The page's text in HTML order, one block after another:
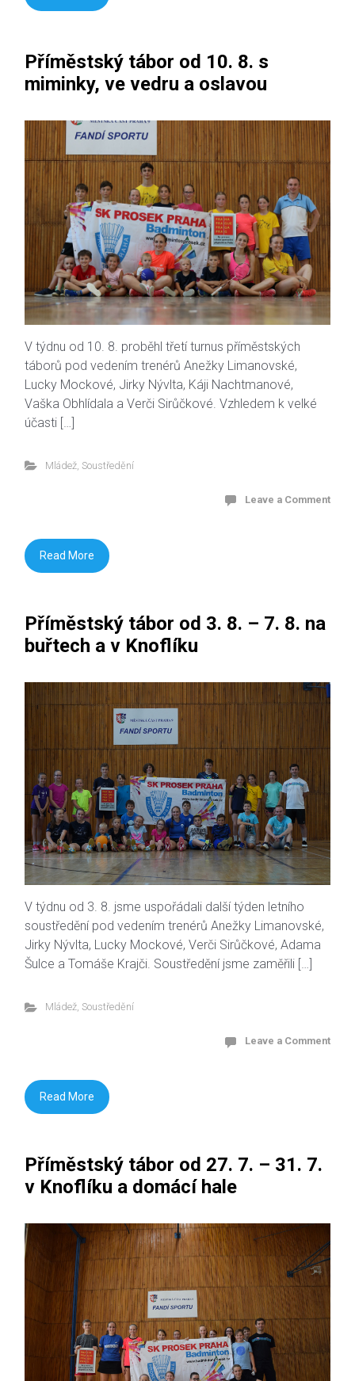
Příměstský tábor od 10. 8. s
miminky, ve vedru a oslavou
V týdnu od 10. 8. proběhl třetí turnus příměstských
táborů pod vedením trenérů Anežky Limanovské,
Lucky Mockové, Jirky Nývlta, Káji Nachtmanové,
Vaška Obhlídala a Verči Sirůčkové. Vzhledem k velké
účasti […]
Mládež, Soustředění
Leave a Comment
Read More
Příměstský tábor od 3. 8. – 7. 8. na
buřtech a v Knoflíku
V týdnu od 3. 8. jsme uspořádali další týden letního
soustředění pod vedením trenérů Anežky Limanovské,
Jirky Nývlta, Lucky Mockové, Verči Sirůčkové, Adama
Šulce a Tomáše Krajči. Soustředění jsme zaměřili […]
Mládež, Soustředění
Leave a Comment
Read More
Příměstský tábor od 27. 7. – 31. 7.
v Knoflíku a domácí hale